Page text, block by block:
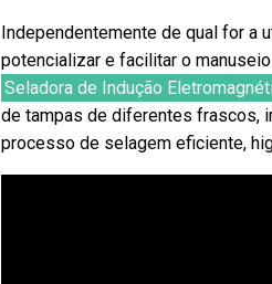
Independentemente de qual for a
potencializar e facilitar o
Seladora de Indução
de tampas de diferentes frascos,
processo de selagem eficiente,